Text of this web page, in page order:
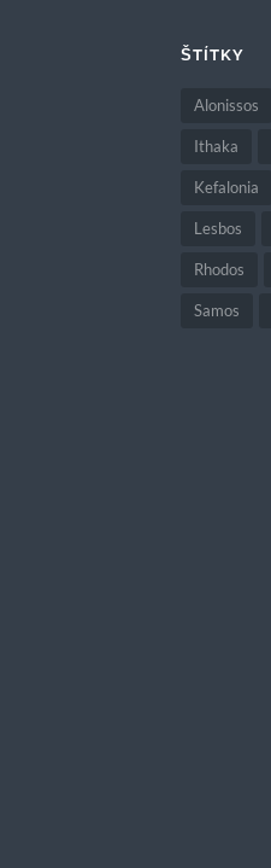
ŠTÍTKY
Alonissos
Ithaka
Kefalonia
Lesbos
Rhodos
Samos